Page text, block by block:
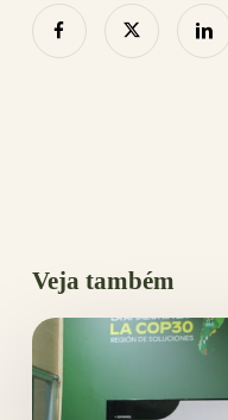
Veja também
OTCA
Mecanismo
Amazônico